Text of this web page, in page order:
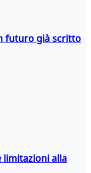
futuro già scritto
limitazioni alla